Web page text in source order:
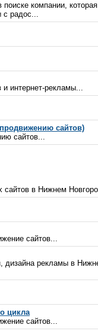
компании,
с радос...
и интернет-рекламы...
сайтов)
сайтов...
сайтов в Нижнем
сайтов...
рекламы в
цикла
сайтов...